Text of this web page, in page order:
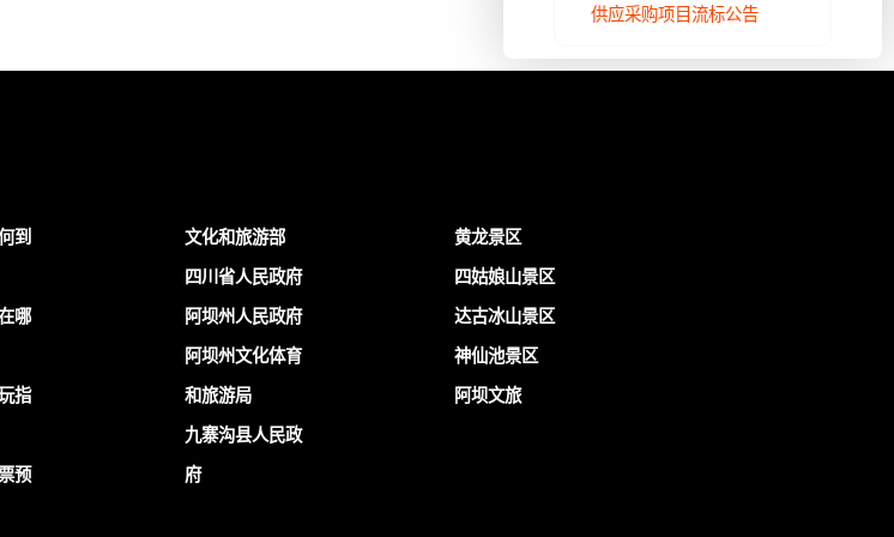
供应采购项目流标公告
到
哪
指
预
文化和旅游部
四川省人民政府
阿坝州人民政府
阿坝州文化体育
和旅游局
九寨沟县人民政
府
黄龙景区
四姑娘山景区
达古冰山景区
神仙池景区
阿坝文旅